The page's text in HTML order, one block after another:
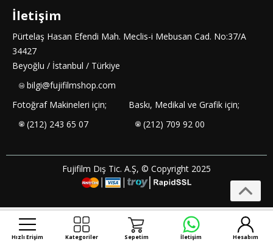
İletişim
Pürtelaş Hasan Efendi Mah. Meclis-i Mebusan Cad. No:37/A
34427
Beyoğlu / İstanbul / Türkiye
bilgi@fujifilmshop.com
Fotoğraf Makineleri için;
(212) 243 65 07
Baskı, Medikal ve Grafik için;
(212) 709 92 00
Fujifilm Dış Tic. A.Ş, © Copyright 2025
Hızlı Erişim Kategoriler Sepetim İletişim Hesabım